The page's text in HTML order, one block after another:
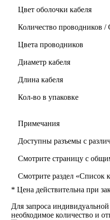
Цвет оболочки кабеля
Количество проводников /
Цвета проводников
Диаметр кабеля
Длина кабеля
Кол-во в упаковке
Примечания
Доступны разъемы с
Смотрите страницу с
Смотрите раздел «Список
* Цена действительна при
Для запроса
необходимое количество и